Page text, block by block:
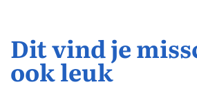
Dit vind je
ook leuk